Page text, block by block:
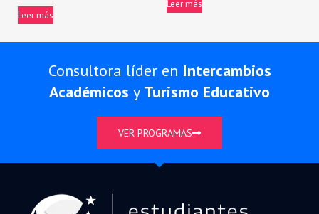
Leer más
Leer más
Consultora líder en Intercambios
Académicos y Turismo Educativo
VER PROGRAMAS